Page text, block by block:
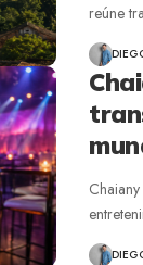
reúne